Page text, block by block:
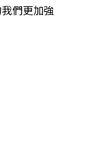
們更加強